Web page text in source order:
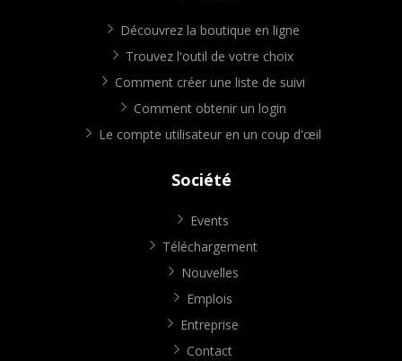
Découvrez la boutique en ligne
Trouvez l'outil de votre choix
Comment créer une liste de suivi
Comment obtenir un login
Le compte utilisateur en un coup d'œil
Société
Events
Téléchargement
Nouvelles
Emplois
Entreprise
Contact